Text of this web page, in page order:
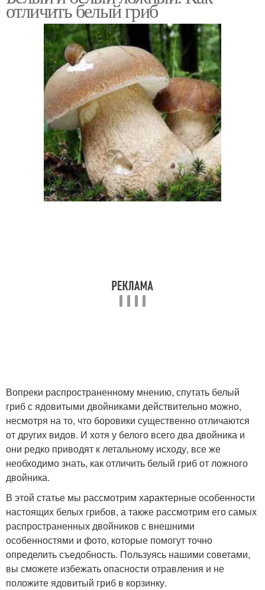
отличить белый гриб
Вопреки распространенному мнению, спутать белый
гриб с ядовитыми двойниками действительно можно,
несмотря на то, что боровики существенно отличаются
от других видов. И хотя у белого всего два двойника и
они редко приводят к летальному исходу, все же
необходимо знать, как отличить белый гриб от ложного
двойника.
В этой статье мы рассмотрим характерные особенности
настоящих белых грибов, а также рассмотрим его самых
распространенных двойников с внешними
особенностями и фото, которые помогут точно
определить съедобность. Пользуясь нашими советами,
вы сможете избежать опасности отравления и не
положите ядовитый гриб в корзинку.